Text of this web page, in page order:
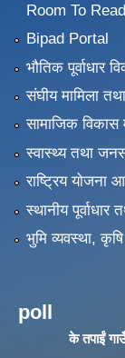
Room To Read
Bipad Portal
भौतिक पूर्वाधार
संघीय मामिला
सामाजिक विकास
स्वास्थ्य तथा
राष्ट्रिय योजना
स्थानीय
भुमि व्यवस्था,
poll
के तपाईं